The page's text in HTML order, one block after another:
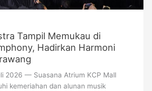
Tampil Memukau di
Hadirkan Harmoni
2026 — Suasana Atrium KCP Mall
kemeriahan dan alunan musik